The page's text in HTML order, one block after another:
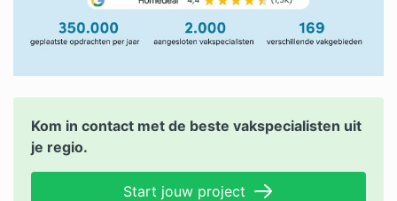
Kom in contact met de beste vakspecialisten uit
je regio.
Start jouw project